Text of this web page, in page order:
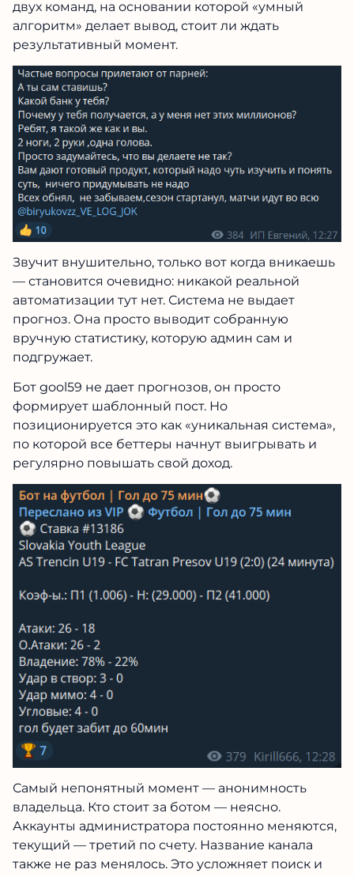
двух команд, на основании которой «умный
алгоритм» делает вывод, стоит ли ждать
результативный момент.
Звучит внушительно, только вот когда вникаешь
— становится очевидно: никакой реальной
автоматизации тут нет. Система не выдает
прогноз. Она просто выводит собранную
вручную статистику, которую админ сам и
подгружает.
Бот gool59 не дает прогнозов, он просто
формирует шаблонный пост. Но
позиционируется это как «уникальная система»,
по которой все беттеры начнут выигрывать и
регулярно повышать свой доход.
Самый непонятный момент — анонимность
владельца. Кто стоит за ботом — неясно.
Аккаунты администратора постоянно меняются,
текущий — третий по счету. Название канала
также не раз менялось. Это усложняет поиск и